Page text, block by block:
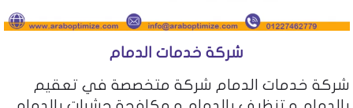
شركة خدمات الدمام
شركة خدمات الدمام شركة متخصصة في تعقيم